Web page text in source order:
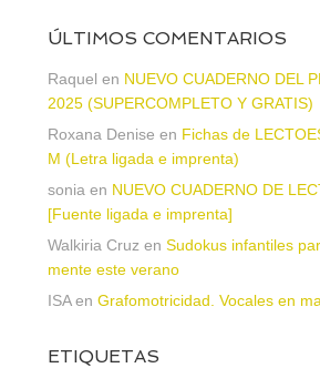
ÚLTIMOS COMENTARIOS
Raquel en NUEVO CUADERNO DEL
2025 (SUPERCOMPLETO Y GRATIS)
Roxana Denise en Fichas de
M (Letra ligada e imprenta)
sonia en NUEVO CUADERNO DE
[Fuente ligada e imprenta]
Walkiria Cruz en Sudokus infantiles
mente este verano
ISAen Grafomotricidad. Vocales en
ETIQUETAS